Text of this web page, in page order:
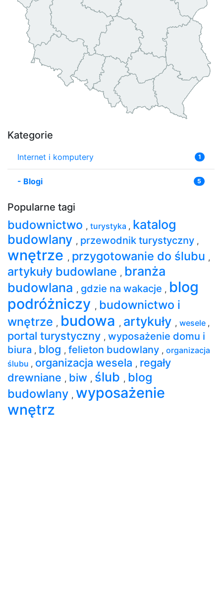
Kategorie
Internet i komputery 1
- Blogi 5
Popularne tagi
budownictwo , turystyka , katalog
budowlany , przewodnik turystyczny ,
wnętrze , przygotowanie do ślubu ,
artykuły budowlane , branża
budowlana , gdzie na wakacje , blog
podróżniczy , budownictwo i
wnętrze , budowa , artykuły , wesele ,
portal turystyczny , wyposażenie domu i
biura , blog , felieton budowlany , organizacja
ślubu , organizacja wesela , regały
drewniane , biw , ślub , blog
budowlany , wyposażenie
wnętrz